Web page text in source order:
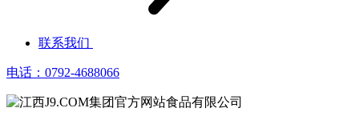
联系我们
电话：0792-4688066